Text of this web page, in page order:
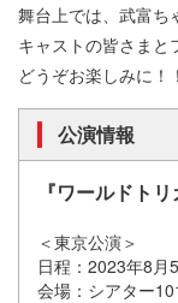
舞台上では、武富ち
キャストの皆さまと
どうぞお楽しみに！！
公演情報
『ワールドト
＜東京公演＞
日程：2023年8月
会場：シアター